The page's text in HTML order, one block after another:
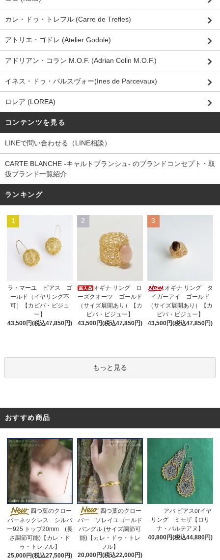
カレ・ドゥ・トレフル (Carre de Trefles)
アトリエ・ゴドレ (Atelier Godole)
アドリアン・コラン M.O.F. (Adrian Colin M.O.F.)
イネス・ドゥ・パルスヴォー(Ines de Parcevaux)
ロレア (LOREA)
コンテンツを見る
LINEで問い合わせる（LINE相談）
CARTE BLANCHE -キャルトブランシュ- のブランドコンセプト・取
扱ブランド一覧紹介
ランキング
1
ラ・マーユ ピアス ゴ
ールド（イヤリング不
可）【カピバ・ビジュ
ー】
43,500円(税込47,850円)
2
オギナ リング ロ
ーズクオーツ ゴールド
（サイズ展開あり）【カ
ピバ・ビジュー】
43,500円(税込47,850円)
3
オギナ リング タ
イガーアイ ゴールド
（サイズ展開あり）【カ
ピバ・ビジュー】
43,500円(税込47,850円)
もっと見る
おすすめ商品
四つ葉のクロー
バーネックレス シルバ
ー925 トップ20mm (長
さ調節可能)【カレ・ド
ゥ・トレフル】
25,000円(税込27,500円)
四つ葉のクロー
バー ソレイユゴールド
バングル (サイズ調節可
能)【カレ・ドゥ・トレ
フル】
20,000円(税込22,000円)
アバ ピアスorイヤ
リング ミモザ【ロリ
ナ・バルテアヌ】
40,800円(税込44,880円)